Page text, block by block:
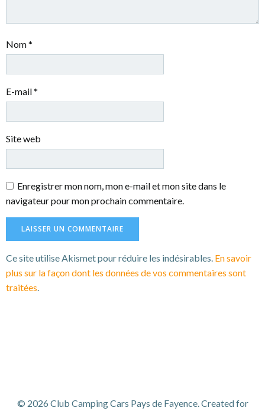
Nom*
E-mail*
Site web
Enregistrer mon nom, mon e-mail et mon site dans le
navigateur pour mon prochain commentaire.
Ce site utilise Akismet pour réduire les indésirables. En savoir
plus sur la façon dont les données de vos commentaires sont
traitées
© 2026 Club Camping Cars Pays de Fayence. Created for